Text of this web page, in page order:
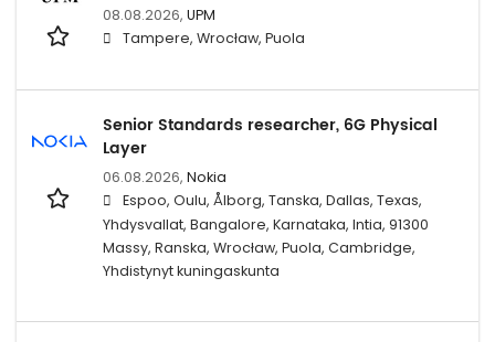
08.08.2026, UPM
Tampere, Wrocław, Puola
Senior Standards researcher, 6G Physical
Layer
06.08.2026, Nokia
Espoo, Oulu, Ålborg, Tanska, Dallas, Texas,
Yhdysvallat, Bangalore, Karnataka, Intia, 91300
Massy, Ranska, Wrocław, Puola, Cambridge,
Yhdistynyt kuningaskunta